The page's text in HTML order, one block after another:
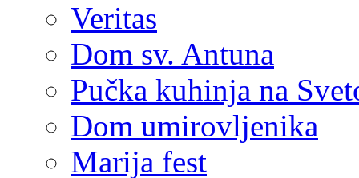
Veritas
Dom sv. Antuna
Pučka kuhinja na
Dom umirovljenika
Marija fest